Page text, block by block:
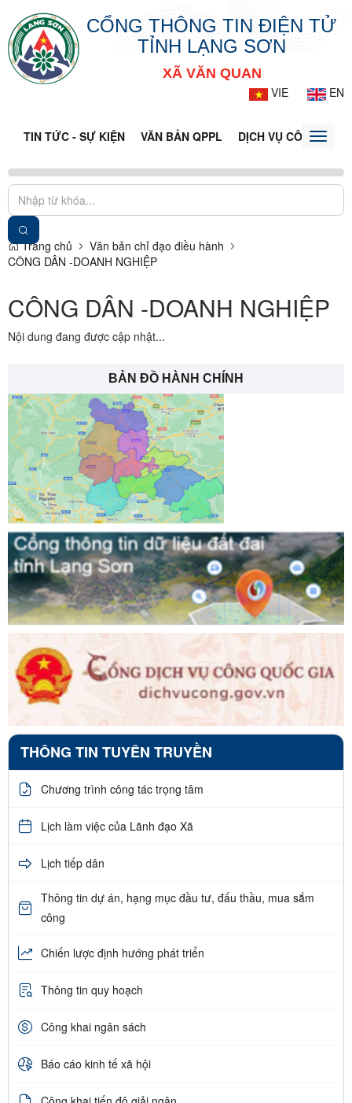
CỔNG THÔNG TIN ĐIỆN TỬ
TỈNH LẠNG SƠN
XÃ VĂN QUAN
VIE
EN
TIN TỨC - SỰ KIỆN VĂN BẢN QPPL DỊCH VỤ CÔNGToggle
Trang chủ
Văn bản chỉ đạo điều hành
CÔNG DÂN -DOANH NGHIỆP
CÔNG DÂN -DOANH NGHIỆP
Nội dung đang được cập nhật...
BẢN ĐỒ HÀNH CHÍNH
THÔNG TIN TUYÊN TRUYỀN
Chương trình công tác trọng tâm
Lịch làm việc của Lãnh đạo Xã
Lịch tiếp dân
Thông tin dự án, hạng mục đầu tư, đấu thầu, mua sắm
công
Chiến lược định hướng phát triển
Thông tin quy hoạch
Công khai ngân sách
Báo cáo kinh tế xã hội